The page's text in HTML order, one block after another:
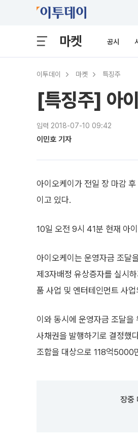
마켓 공시
이투데이 마켓 특징주
[특징주] 아
입력 2018-07-10 09:42
이민호 기자
아이오케이가 전일 장 마감
이고 있다.
10일 오전 9시 41분 현재 아
아이오케이는 운영자금 조달
제3자배정 유상증자를 실시
품 사업 및 엔터테인먼트 사
이와 동시에 운영자금 조달
사채권을 발행하기로 결정했
조합을 대상으로 118억5000
장중